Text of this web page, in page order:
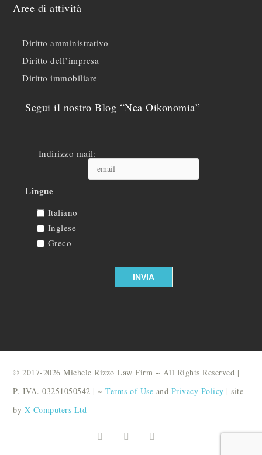
Aree di attività
Diritto amministrativo
Diritto dell’impresa
Diritto immobiliare
Segui il nostro Blog “Nea Oikonomia”
Indirizzo mail:
Lingue
Italiano
Inglese
Greco
© 2017-2026 Michele Rizzo Law Firm ~ All Rights Reserved |
P. IVA. 03251050542 | ~Terms of Use and Privacy Policy | site
by X Computers Ltd